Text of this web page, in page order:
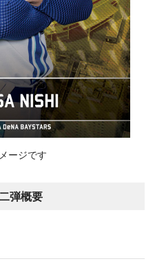
ージです
弾概要